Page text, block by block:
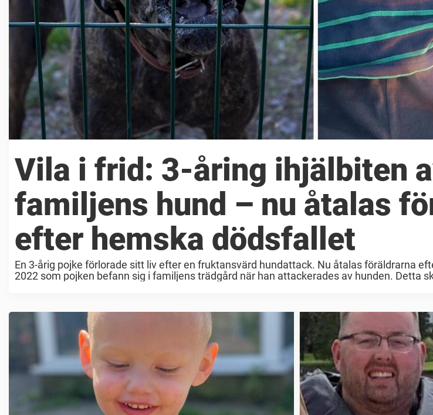
Vila i frid: 3-åring ihjälbiten
familjens hund – nu åtalas
efter hemska dödsfallet
En 3-årig pojke förlorade sitt liv efter en fruktansvärd hundattack. Nu åtalas föräldrarna
2022 som pojken befann sig i familjens trädgård när han attackerades av hunden. Detta